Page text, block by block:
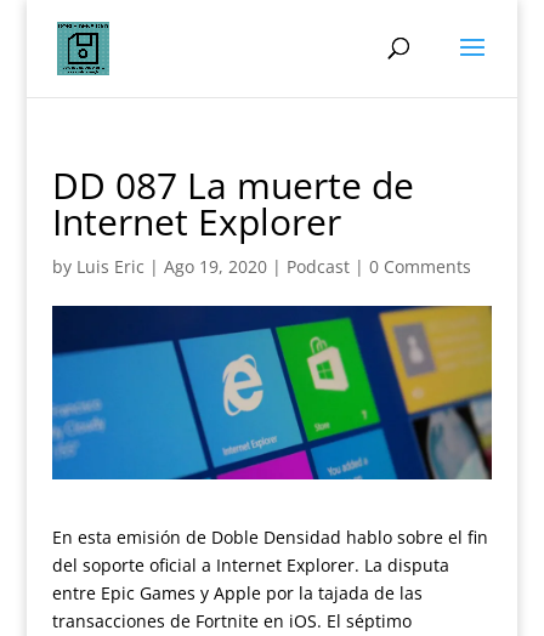
DD 087 La muerte de
Internet Explorer
by Luis Eric | Ago 19, 2020| Podcast| 0 Comments
En esta emisión de Doble Densidad hablo sobre el fin
del soporte oficial a Internet Explorer. La disputa
entre Epic Games y Apple por la tajada de las
transacciones de Fortnite en iOS. El séptimo